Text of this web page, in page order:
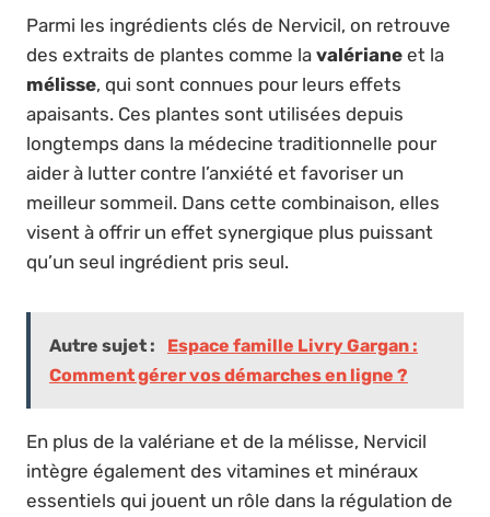
Parmi les ingrédients clés de Nervicil, on retrouve
des extraits de plantes comme la valériane et la
mélisse, qui sont connues pour leurs effets
apaisants. Ces plantes sont utilisées depuis
longtemps dans la médecine traditionnelle pour
aider à lutter contre l’anxiété et favoriser un
meilleur sommeil. Dans cette combinaison, elles
visent à offrir un effet synergique plus puissant
qu’un seul ingrédient pris seul.
Autre sujet :
Espace famille Livry Gargan :
Comment gérer vos démarches en ligne ?
En plus de la valériane et de la mélisse, Nervicil
intègre également des vitamines et minéraux
essentiels qui jouent un rôle dans la régulation de